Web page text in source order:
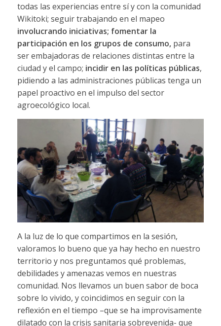
todas las experiencias entre sí y con la comunidad
Wikitoki; seguir trabajando en el mapeo
involucrando iniciativas; fomentar la
participación en los grupos de consumo, para
ser embajadoras de relaciones distintas entre la
ciudad y el campo; incidir en las políticas públicas,
pidiendo a las administraciones públicas tenga un
papel proactivo en el impulso del sector
agroecológico local.
A la luz de lo que compartimos en la sesión,
valoramos lo bueno que ya hay hecho en nuestro
territorio y nos preguntamos qué problemas,
debilidades y amenazas vemos en nuestras
comunidad. Nos llevamos un buen sabor de boca
sobre lo vivido, y coincidimos en seguir con la
reflexión en el tiempo –que se ha improvisamente
dilatado con la crisis sanitaria sobrevenida- que